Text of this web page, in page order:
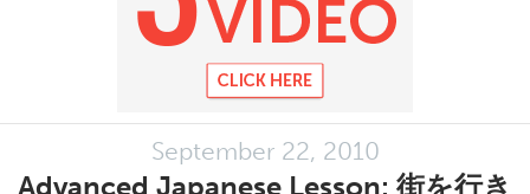
September 22, 2010
Advanced Japanese Lesson: 街を行き